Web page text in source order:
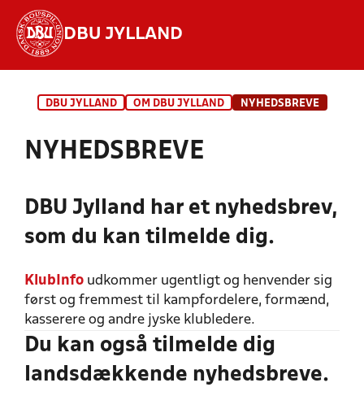
DBU JYLLAND
STILLINGER, RESULTATER, KLUBBER OG
DBU JYLLAND OM DBU JYLLAND NYHEDSBREVE
NYHEDSBREVE
DBU Jylland har et nyhedsbrev,
som du kan tilmelde dig.
KlubInfo udkommer ugentligt og henvender sig
først og fremmest til kampfordelere, formænd,
kasserere og andre jyske klubledere.
Du kan også tilmelde dig
landsdækkende nyhedsbreve.